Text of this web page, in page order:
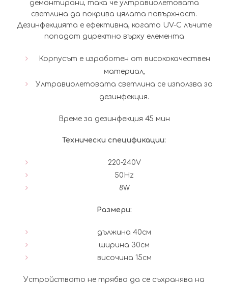
демонтирани, така че ултравиолетовата
светлина да покрива цялата повърхност.
Дезинфекцията е ефективна, когато UV-C лъчите
попадат директно върху елемента
Корпусът е изработен от висококачествен
материал,
Ултравиолетовата светлина се използва за
дезинфекция.
Време за дезинфекция 45 мин
Технически спецификации:
220-240V
50Hz
8W
Размери:
дължина 40см
ширина 30см
височина 15см
Устройството не трябва да се съхранява на